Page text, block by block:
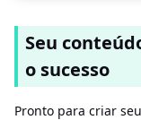
Seu
o sucesso
Pronto para criar